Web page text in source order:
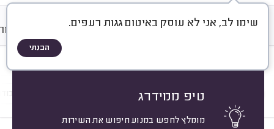
שימו לב, אני לא עוסק באיטום גגות רעפים.
הבנתי
טיפ ממידרג
מומלץ לחפש במנוע חיפוש את השירות
חוות דעת ממוצע גלריה
מקום איטום